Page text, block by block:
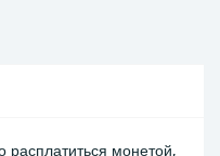
монетой,